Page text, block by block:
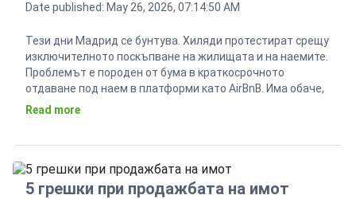
Date published: May 26, 2026, 07:14:50 AM
Тези дни Мадрид се бунтува. Хиляди протестират срещу
изключителното поскъпване на жилищата и на наемите.
Проблемът е породен от бума в краткосрочното
отдаване под наем в платформи като AirBnB. Има обаче,
европейски столици, които не отстъпват на Мадрид по
Read more
5 грешки при продажбата на имот